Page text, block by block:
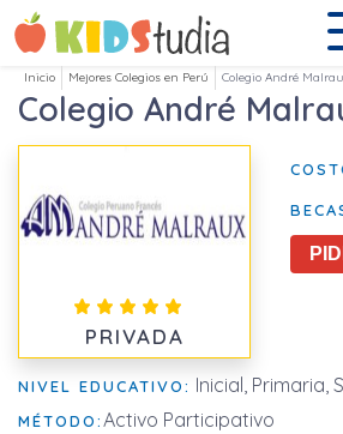
Inicio Mejores Colegios en Perú Colegio André
Colegio André
PRIVADA
NIVEL EDUCATIVO: Inicial, Primaria,
MÉTODO:Activo Participativo